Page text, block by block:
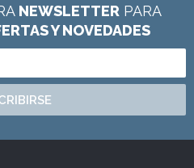
NEWSLETTER PARA
Y NOVEDADES